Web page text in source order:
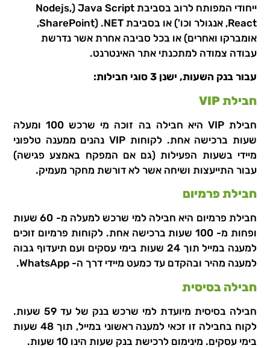
ייחודי המפותח לרוב בסביבת Java Script (Nodejs,
React, אנגולר וכו') או בסביבת NET. (SharePoint,
אומברקו ואחרים) או בכל סביבה אחרת אשר נדרשת
עבודה צמודה למתכנתי אתר האינטרנט.
עבור בנק השעות, ישנן 3 סוגי חבילות:
חבילת VIP
חבילת VIP היא חבילה בה זוכה מי שרכש 100 ומעלה
שעות ברכישה אחת. לקוחות VIP נהנים ממענה טלפוני
מיידי בשעות הפעילות (גם אם המפקח באמצע פגישה)
עבור התייעצות ושיחה אשר לא דורשת מחקר מעמיק.
חבילת פרמיום
חבילת פרמיום היא חבילה למי שרכש למעלה מ- 60 שעות
ופחות מ- 100 שעות ברכישה אחת. לקוחות פרמיום זוכים
למענה במייל תוך 24 שעות בימי עסקים ועם תיעדוף גבוה
למענה מהיר ובהקדם עד כמעט מיידי דרך ה- WhatsApp.
חבילה בסיסית
חבילה בסיסית מיועדת למי שרכש בנק של עד 59 שעות.
לקוח בחבילה זו זכאי למענה ראשוני במייל, תוך 48 שעות
בימי עסקים. מינימום לרכישת בנק שעות הינו 10 שעות.